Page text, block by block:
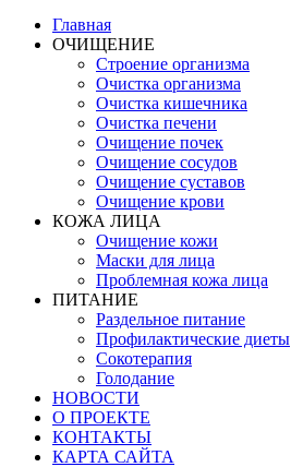
Главная
ОЧИЩЕНИЕ
Строение организма
Очистка организма
Очистка кишечника
Очистка печени
Очищение почек
Очищение сосудов
Очищение суставов
Очищение крови
КОЖА ЛИЦА
Очищение кожи
Маски для лица
Проблемная кожа лица
ПИТАНИЕ
Раздельное питание
Профилактические диеты
Сокотерапия
Голодание
НОВОСТИ
О ПРОЕКТЕ
КОНТАКТЫ
КАРТА САЙТА